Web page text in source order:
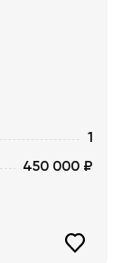
1
450 000 ₽